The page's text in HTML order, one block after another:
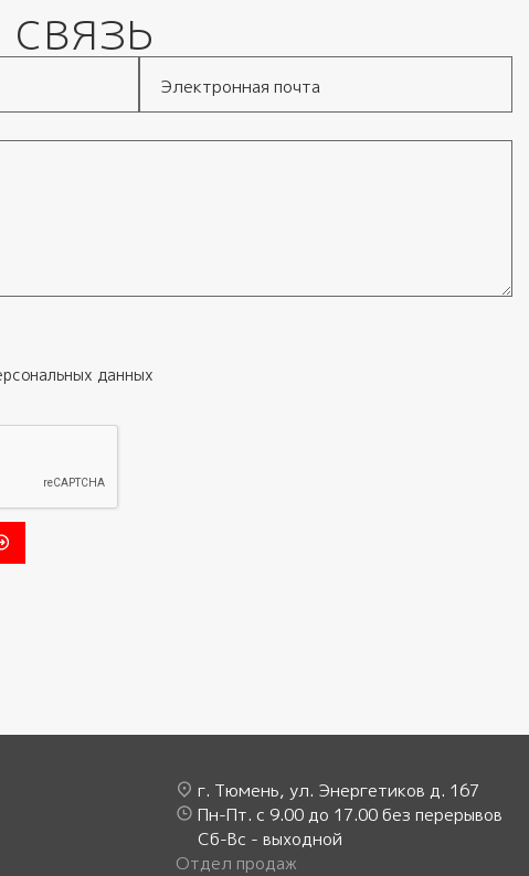
данных
г. Тюмень, ул. Энергетиков д. 167
Пн-Пт. с 9.00 до 17.00 без перерывов
Сб-Вс - выходной
Отдел продаж